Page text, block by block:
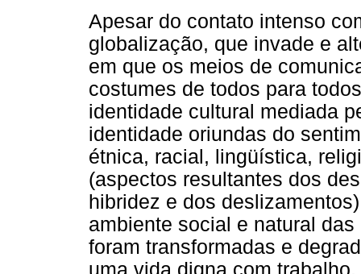
Apesar do contato intenso
globalização, que invade e
em que os meios de
costumes de todos para
identidade cultural mediada
identidade oriundas do
étnica, racial, lingüística,
(aspectos resultantes dos
hibridez e dos
ambiente social e natural
foram transformadas e